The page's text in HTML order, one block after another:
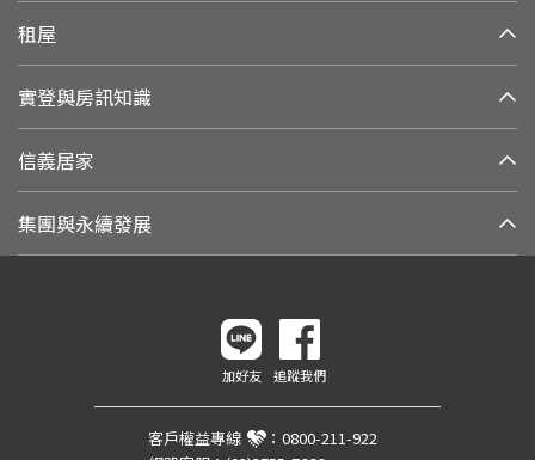
租屋
實登與房訊知識
信義居家
集團與永續發展
加好友 追蹤我們
客戶權益專線 ： 0800-211-922